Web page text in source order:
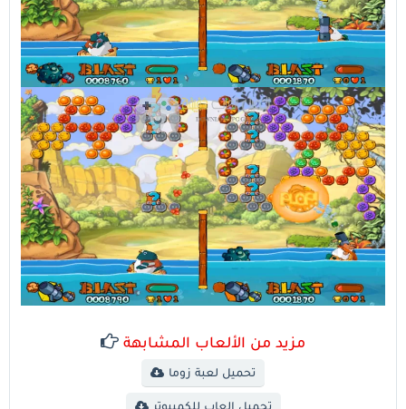
مزيد من الألعاب المشابهة
تحميل لعبة زوما
تحميل العاب للكمبيوتر